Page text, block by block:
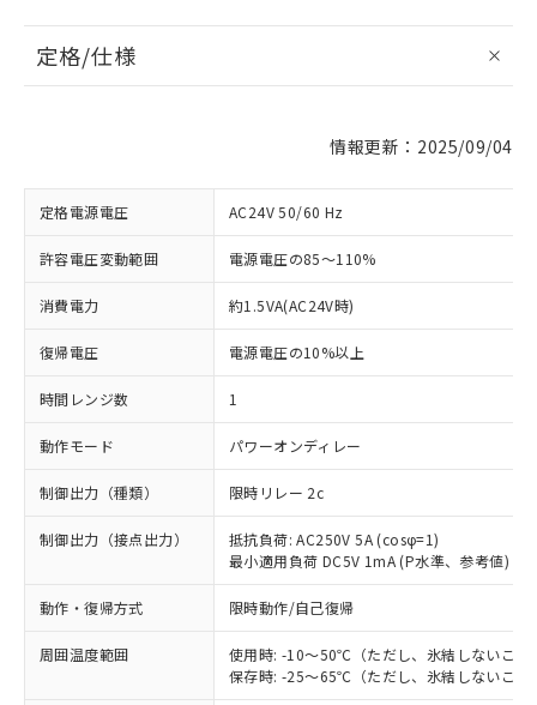
定格/仕様
情報更新：2025/09/04
定格電源電圧 AC24V 50/60 Hz
許容電圧変動範囲 電源電圧の85～110%
消費電力 約1.5VA(AC24V時)
復帰電圧 電源電圧の10%以上
時間レンジ数 1
動作モード パワーオンディレー
制御出力（種類） 限時リレー 2c
制御出力（接点出力）
抵抗負荷: AC250V 5A (cosφ=1)
最小適用負荷 DC5V 1mA (P水準、参考値)
動作・復帰方式 限時動作/自己復帰
周囲温度範囲
使用時: -10～50℃（ただし、氷結しないこと
保存時: -25～65℃（ただし、氷結しないこと